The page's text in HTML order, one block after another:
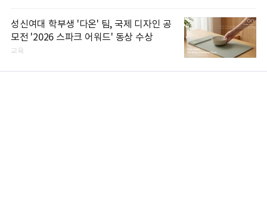
성신여대 학부생 '다온' 팀, 국제 디자인 공
모전 '2026 스파크 어워드' 동상 수상
교육